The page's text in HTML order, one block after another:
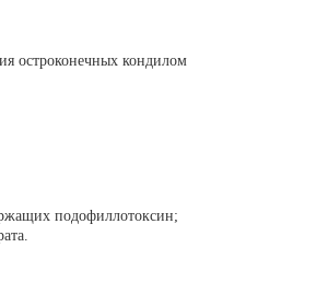
остроконечных кондилом
подофиллотоксин;